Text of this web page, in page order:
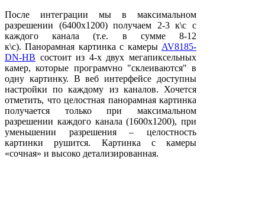
После интеграции мы в максимальном
разрешении (6400х1200) получаем 2-3 к\с с
каждого канала (т.е. в сумме 8-12
к\с). Панорамная картинка с камеры AV8185-
DN-HB состоит из 4-х двух мегапиксельных
камер, которые програмvно "склеиваются" в
одну картинку. В веб интерфейсе доступны
настройки по каждому из каналов. Хочется
отметить, что целостная панорамная картинка
получается только при максимальном
разрешении каждого канала (1600х1200), при
уменьшении разрешения – целостность
картинки рушится. Картинка с камеры
«сочная» и высоко детализированная.